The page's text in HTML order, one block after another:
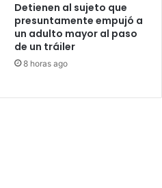
Detienen al sujeto que
presuntamente empujó a
un adulto mayor al paso
de un tráiler
8 horas ago